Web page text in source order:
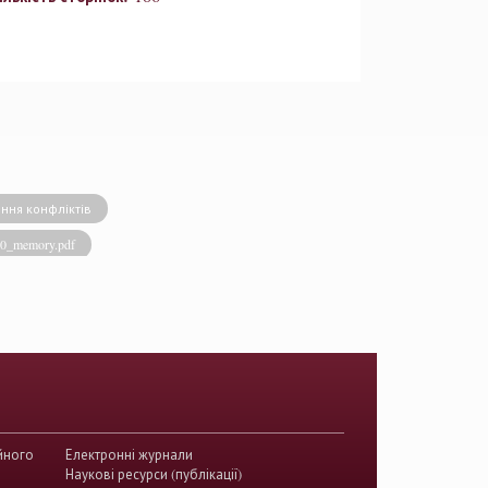
конфліктів
акти КСУ
України
Електронні журнали
Наукові ресурси (публікації)